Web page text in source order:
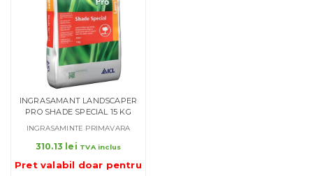
INGRASAMANT LANDSCAPER
PRO SHADE SPECIAL 15 KG
INGRASAMINTE PRIMAVARA
310.13 lei TVA inclus
Pret valabil doar pentru